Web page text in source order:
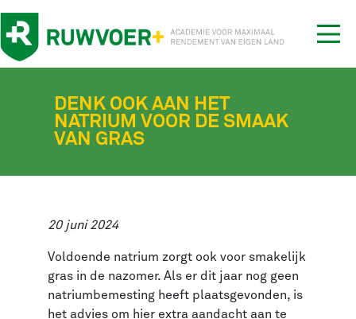
DENK OOK AAN HET
NATRIUM VOOR DE SMAAK
VAN GRAS
20 juni 2024
Voldoende natrium zorgt ook voor smakelijk
gras in de nazomer. Als er dit jaar nog geen
natriumbemesting heeft plaatsgevonden, is
het advies om hier extra aandacht aan te